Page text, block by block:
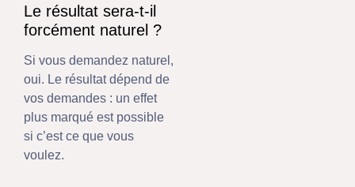
Le résultat sera-t-il
forcément naturel ?
Si vous demandez naturel,
oui. Le résultat dépend de
vos demandes : un effet
plus marqué est possible
si c’est ce que vous
voulez.